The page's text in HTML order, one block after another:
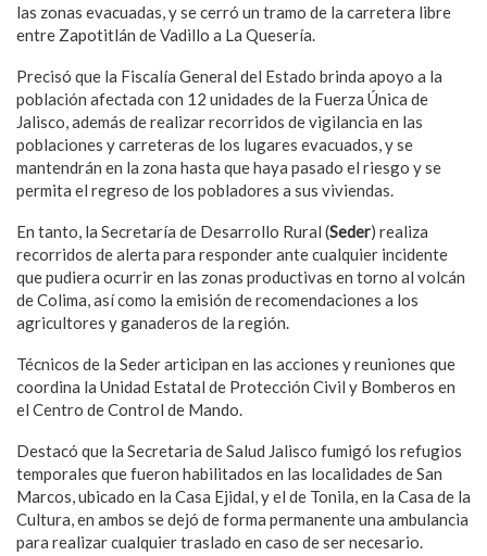
las zonas evacuadas, y se cerró un tramo de la carretera libre
entre Zapotitlán de Vadillo a La Quesería.
Precisó que la Fiscalía General del Estado brinda apoyo a la
población afectada con 12 unidades de la Fuerza Única de
Jalisco, además de realizar recorridos de vigilancia en las
poblaciones y carreteras de los lugares evacuados, y se
mantendrán en la zona hasta que haya pasado el riesgo y se
permita el regreso de los pobladores a sus viviendas.
En tanto, la Secretaría de Desarrollo Rural (Seder) realiza
recorridos de alerta para responder ante cualquier incidente
que pudiera ocurrir en las zonas productivas en torno al volcán
de Colima, así como la emisión de recomendaciones a los
agricultores y ganaderos de la región.
Técnicos de la Seder articipan en las acciones y reuniones que
coordina la Unidad Estatal de Protección Civil y Bomberos en
el Centro de Control de Mando.
Destacó que la Secretaria de Salud Jalisco fumigó los refugios
temporales que fueron habilitados en las localidades de San
Marcos, ubicado en la Casa Ejidal, y el de Tonila, en la Casa de la
Cultura, en ambos se dejó de forma permanente una ambulancia
para realizar cualquier traslado en caso de ser necesario.